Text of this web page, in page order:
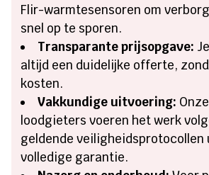
Flir-warmtesensoren om
snel op te sporen.
Transparante prijsopgave:
altijd een duidelijke offerte,
kosten.
Vakkundige uitvoering:
loodgieters voeren het werk
geldende veiligheidsprotocollen
volledige garantie.